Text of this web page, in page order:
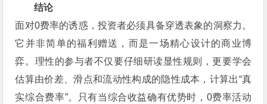
结论
面对0费率的诱惑，投资者必须具备穿透表象的洞察力。
它并非简单的福利赠送，而是一场精心设计的商业博
弈。理性的参与者不仅要仔细研读显性规则，更要学会
估算由价差、滑点和流动性构成的隐性成本，计算出“真
实综合费率”。只有当综合收益确有优势时，0费率活动